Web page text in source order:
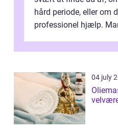
hård periode, eller om
professionel hjælp.
04 july